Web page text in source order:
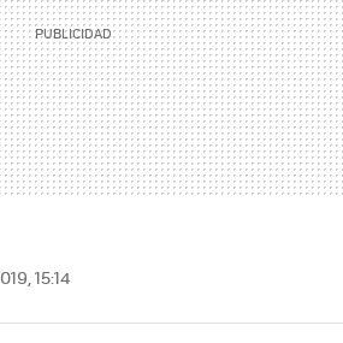
15:14